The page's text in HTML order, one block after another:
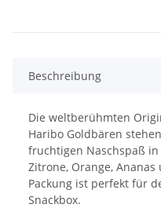
Beschreibung
Die weltberühmten
Haribo Goldbären
fruchtigen Naschspaß
Zitrone, Orange,
Packung ist perfekt für
Snackbox.